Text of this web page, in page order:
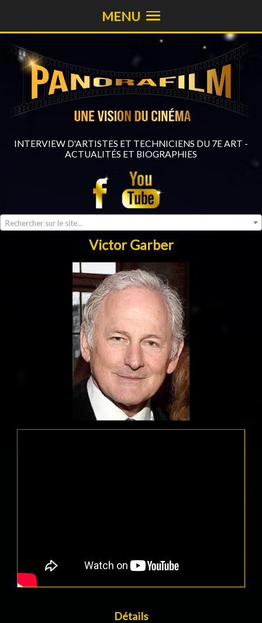
INTERVIEW D'ARTISTES ET TECHNICIENS DU 7E ART -
ACTUALITÉS ET BIOGRAPHIES
Rechercher sur le site...
MENU
Victor Garber
Détails